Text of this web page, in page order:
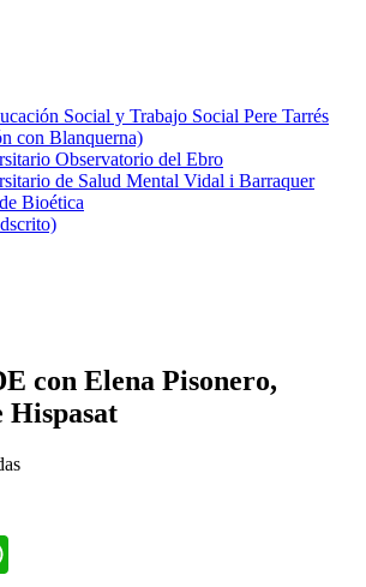
Social y Trabajo Social Pere Tarrés
con Blanquerna)
Observatorio del Ebro
de Salud Mental Vidal i Barraquer
Bioética
con Elena Pisonero,
Hispasat